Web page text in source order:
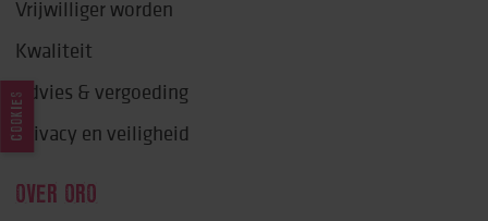
Vrijwilliger worden
Kwaliteit
Advies & vergoeding
Privacy en veiligheid
OVER ORO
COOKIES